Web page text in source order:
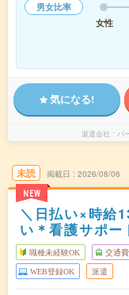
男女比率
女性
気になる!
派遣会社 パ
未読
NEW
掲載日 2026/08/06
＼日払い×時給
い＊看護サポー
職種未経験OK 交通
WEB登録OK 派遣